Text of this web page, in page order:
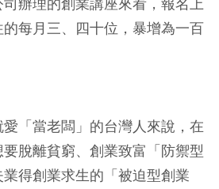
每月三、四十位，暴增為一百
「當老闆」的台灣人來說，在
脫離貧窮、創業致富「防禦型
得創業求生的「被迫型創業